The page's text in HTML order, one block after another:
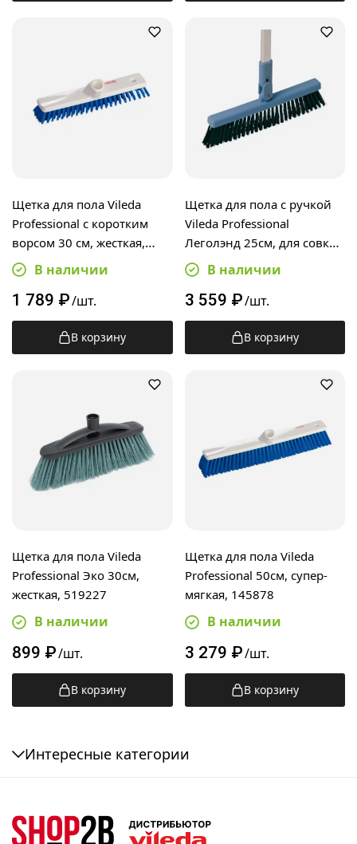
Щетка для пола Vileda
Professional с коротким
ворсом 30 см, жесткая,
145884В наличии
1 789 ₽/шт.
В корзину
Щетка для пола с ручкой
Vileda Professional
Леголэнд 25см, для совка c
ручкой, 119918
В наличии
3 559 ₽/шт.
В корзину
Щетка для пола Vileda
Professional Эко 30см,
жесткая, 519227
В наличии
899 ₽/шт.
В корзину
Щетка для пола Vileda
Professional 50см, супер-
мягкая, 145878
В наличии
3 279 ₽/шт.
В корзину
Интересные категории